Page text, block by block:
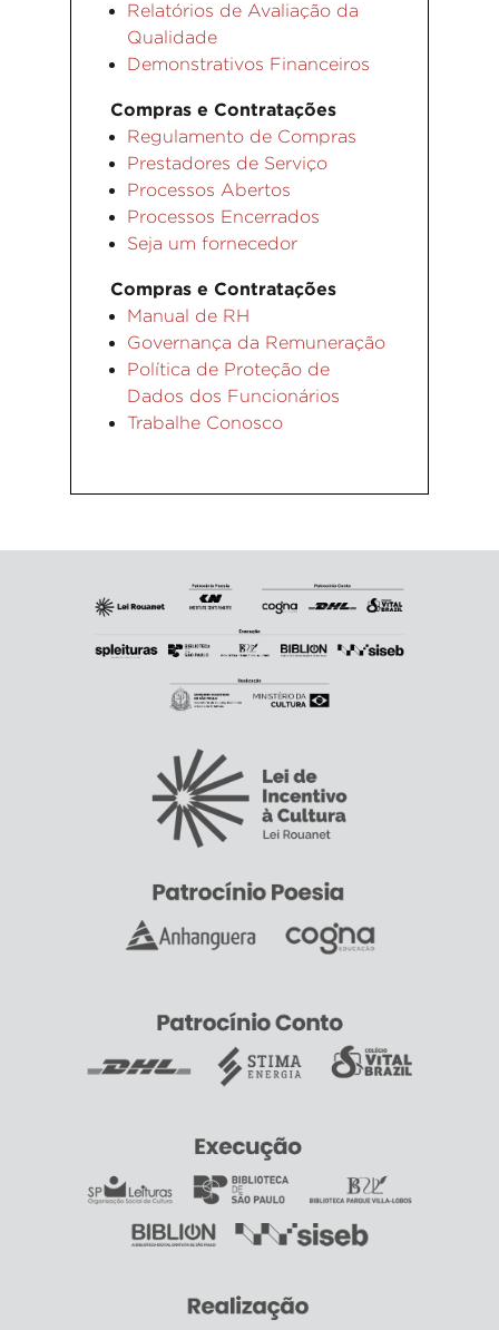
Relatórios de Avaliação da
Qualidade
Demonstrativos Financeiros
Compras e Contratações
Regulamento de Compras
Prestadores de Serviço
Processos Abertos
Processos Encerrados
Seja um fornecedor
Compras e Contratações
Manual de RH
Governança da Remuneração
Política de Proteção de
Dados dos Funcionários
Trabalhe Conosco